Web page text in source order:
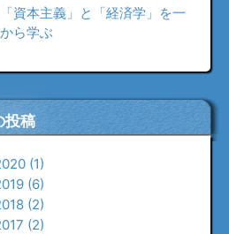
「資本主義」と「経済学」を一
から学ぶ
投稿
(1)
(6)
(2)
(2)